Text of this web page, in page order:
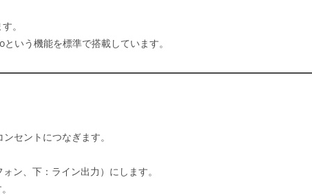
。
いう機能を標準で搭載しています。
セントにつなぎます。
ン、下：ライン出力）にします。